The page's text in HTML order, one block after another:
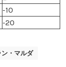
-10
-20
ン・マルダ